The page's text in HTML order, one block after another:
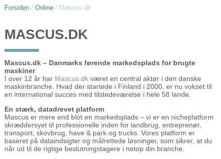
Forsiden/ Online/ Mascus.dk
MASCUS.DK
Mascus.dk – Danmarks førende markedsplads for brugte
maskiner
I over 12 år har Mascus.dkværet en central aktør i den danske
maskinbranche. Hvad der startede i Finland i 2000, er nu vokset til
en international succes med tilstedeværelse i hele 58 lande.
En stærk, datadrevet platform
Mascus er mere end blot en markedsplads – vi er en nicheplatform
skræddersyet til professionelle inden for landbrug, entreprenør,
transport, skovbrug, have & park og trucks. Vores platform er
baseret på dataindsigter og målrettede løsninger, som sikrer, at du
når ud til de rigtige beslutningstagere i netop din branche.